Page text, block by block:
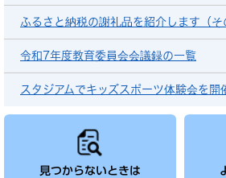
ふるさと納税の謝礼品を紹介します（そ
令和7年度教育委員会会議録の一覧
スタジアムでキッズスポーツ体験会を開
見つからないときは